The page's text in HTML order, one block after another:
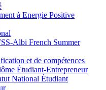
à Energie Positive
Albi French Summer
et de compétences
Étudiant-Entrepreneur
National Étudiant